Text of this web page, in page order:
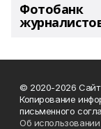
Фотобанк
© 2020-2026 Сайт
Копирование
письменного
Об